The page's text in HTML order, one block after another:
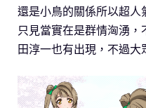
還是小鳥的關係所以超人
只見當實在是群情洶湧
田淳一也有出現，不過大